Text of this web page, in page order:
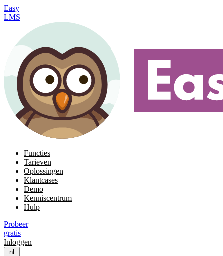
Easy
LMS
Functies
Tarieven
Oplossingen
Klantcases
Demo
Kenniscentrum
Hulp
Probeer
gratis
Inloggen
nl